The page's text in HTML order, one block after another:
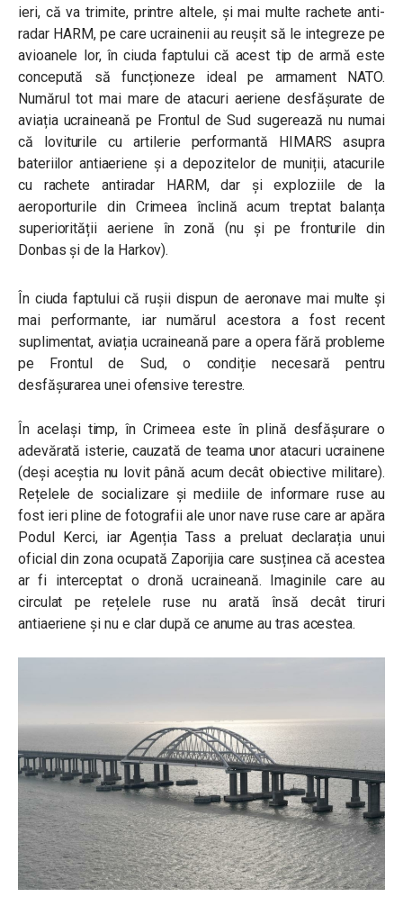
ieri, că va trimite, printre altele, și mai multe rachete anti-
radar HARM, pe care ucrainenii au reușit să le integreze pe
avioanele lor, în ciuda faptului că acest tip de armă este
concepută să funcționeze ideal pe armament NATO.
Numărul tot mai mare de atacuri aeriene desfășurate de
aviația ucraineană pe Frontul de Sud sugerează nu numai
că loviturile cu artilerie performantă HIMARS asupra
bateriilor antiaeriene și a depozitelor de muniții, atacurile
cu rachete antiradar HARM, dar și exploziile de la
aeroporturile din Crimeea înclină acum treptat balanța
superiorității aeriene în zonă (nu și pe fronturile din
Donbas și de la Harkov).
În ciuda faptului că rușii dispun de aeronave mai multe și
mai performante, iar numărul acestora a fost recent
suplimentat, aviația ucraineană pare a opera fără probleme
pe Frontul de Sud, o condiție necesară pentru
desfășurarea unei ofensive terestre.
În același timp, în Crimeea este în plină desfășurare o
adevărată isterie, cauzată de teama unor atacuri ucrainene
(deși aceștia nu lovit până acum decât obiective militare).
Rețelele de socializare și mediile de informare ruse au
fost ieri pline de fotografii ale unor nave ruse care ar apăra
Podul Kerci, iar Agenția Tass a preluat declarația unui
oficial din zona ocupată Zaporijia care susținea că acestea
ar fi interceptat o dronă ucraineană. Imaginile care au
circulat pe rețelele ruse nu arată însă decât tiruri
antiaeriene și nu e clar după ce anume au tras acestea.